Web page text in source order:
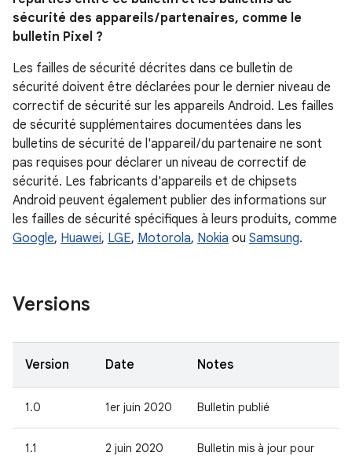
sécurité des appareils / partenaires, comme le
bulletin Pixel ?
Les failles de sécurité décrites dans ce bulletin de
sécurité doivent être déclarées pour le dernier niveau de
correctif de sécurité sur les appareils Android. Les failles
de sécurité supplémentaires documentées dans les
bulletins de sécurité de l'appareil / du partenaire ne sont
pas requises pour déclarer un niveau de correctif de
sécurité. Les fabricants d'appareils et de chipsets
Android peuvent également publier des informations sur
les failles de sécurité spécifiques à leurs produits, comme
Google, Huawei, LGE, Motorola, Nokia ou Samsung.
Versions
Version Date Notes
1.0 1er juin 2020 Bulletin publié
1.1 2 juin 2020
Bulletin mis à jour pour